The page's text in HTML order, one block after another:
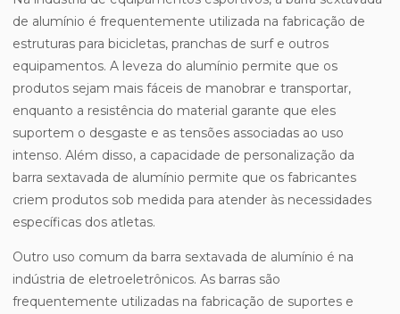
de alumínio é frequentemente utilizada na fabricação de
estruturas para bicicletas, pranchas de surf e outros
equipamentos. A leveza do alumínio permite que os
produtos sejam mais fáceis de manobrar e transportar,
enquanto a resistência do material garante que eles
suportem o desgaste e as tensões associadas ao uso
intenso. Além disso, a capacidade de personalização da
barra sextavada de alumínio permite que os fabricantes
criem produtos sob medida para atender às necessidades
específicas dos atletas.
Outro uso comum da barra sextavada de alumínio é na
indústria de eletroeletrônicos. As barras são
frequentemente utilizadas na fabricação de suportes e